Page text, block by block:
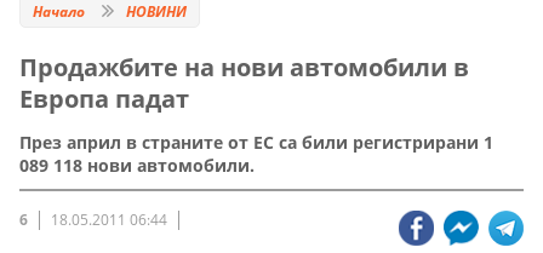
Начало НОВИНИ
Продажбите на нови автомобили в
Европа падат
През април в страните от ЕС са били регистрирани 1
089 118 нови автомобили.
6 18.05.2011 06:44